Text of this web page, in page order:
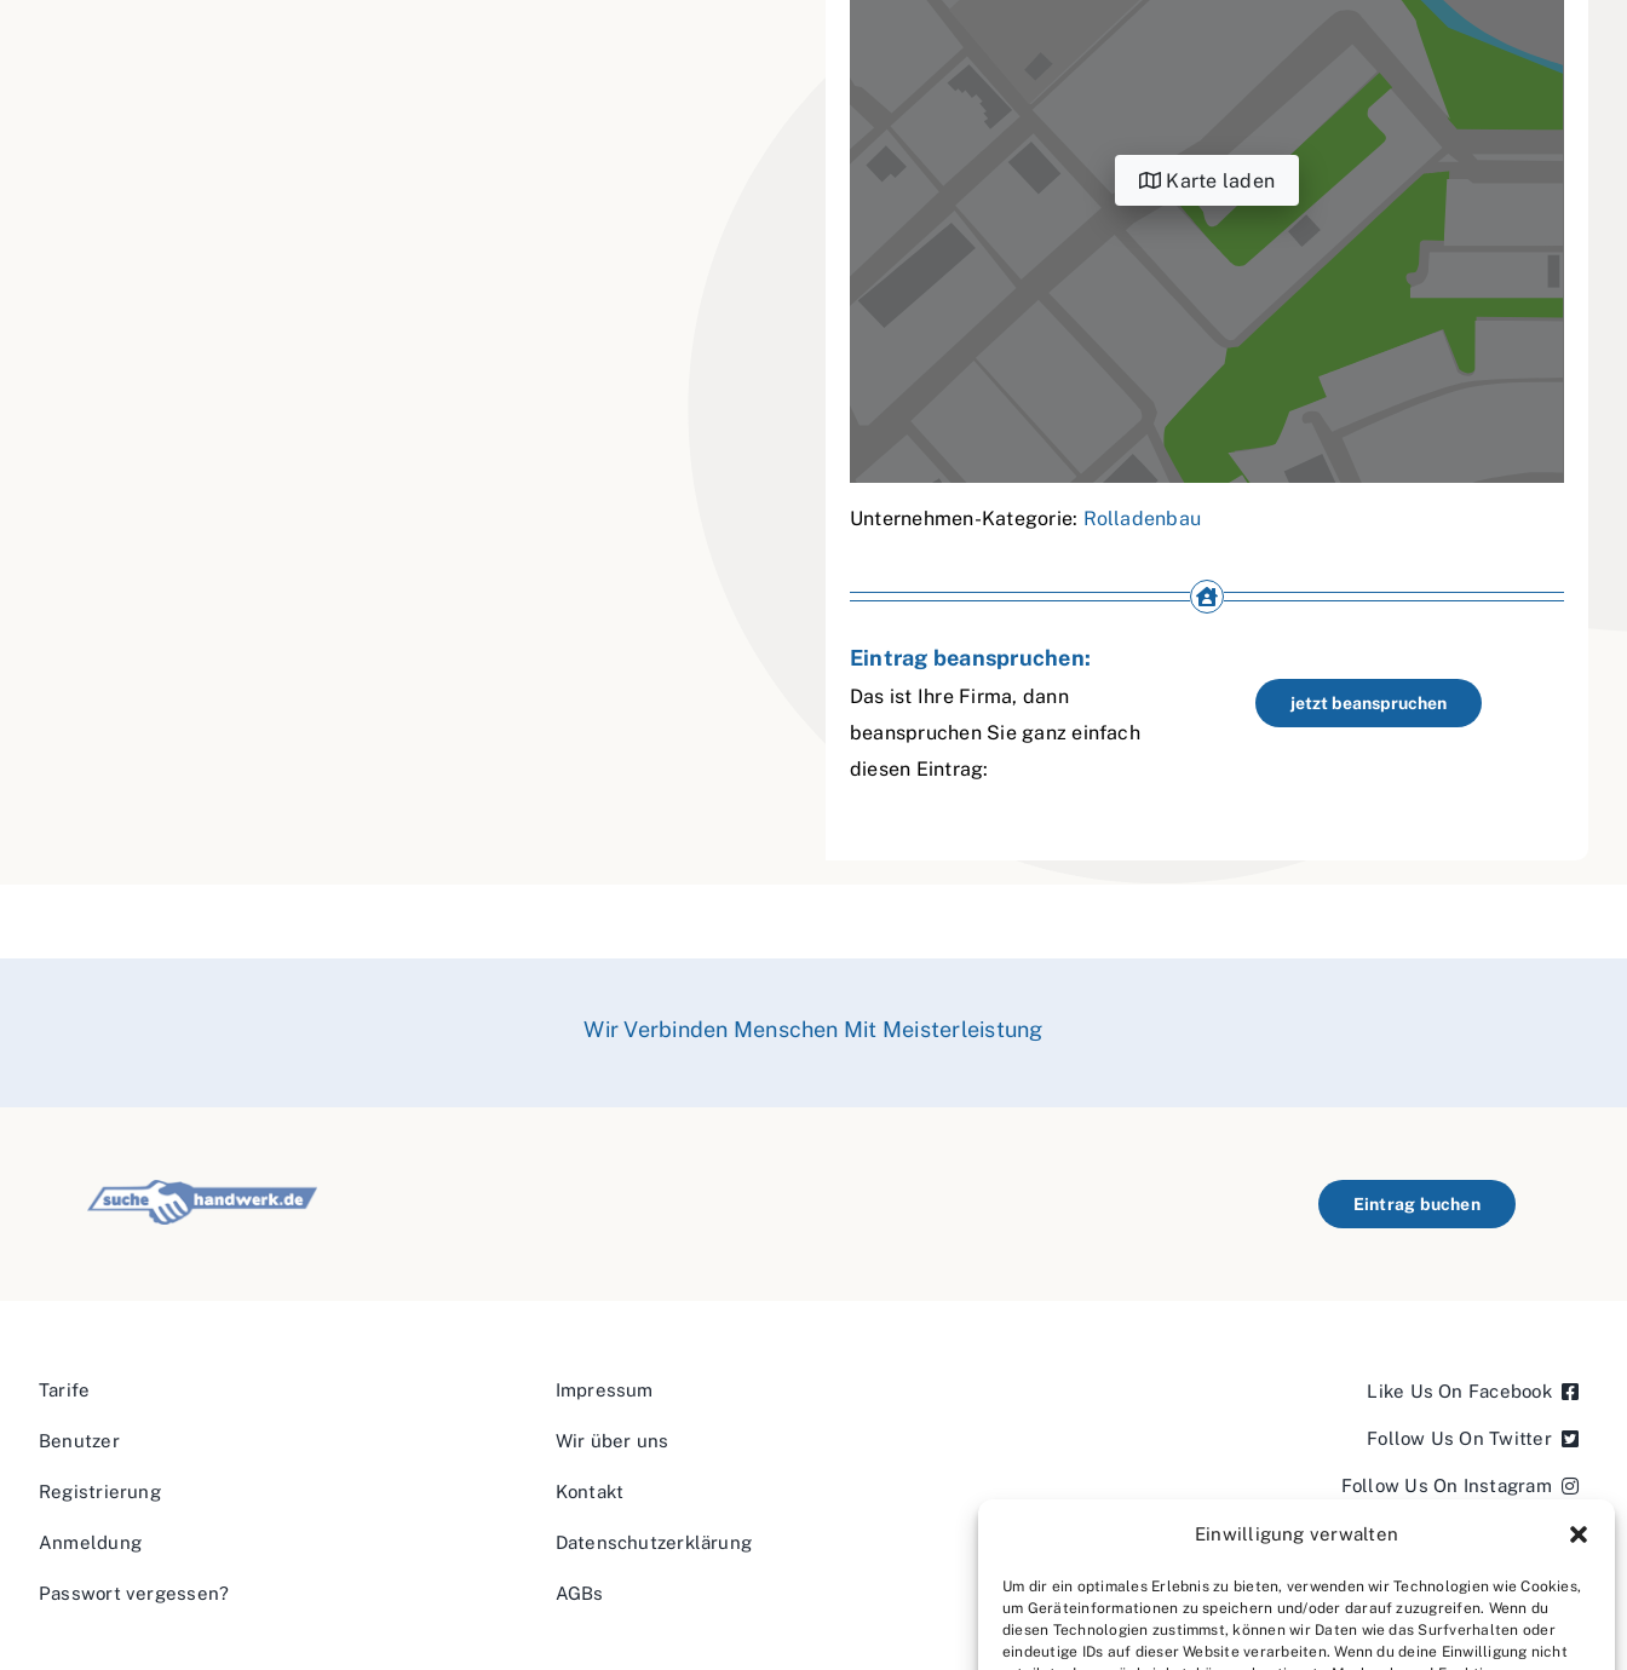
Einwilligung verwalten
Um dir ein optimales Erlebnis zu bieten, verwenden wir Technologien wie Cookies,
um Geräteinformationen zu speichern und/oder darauf zuzugreifen. Wenn du
diesen Technologien zustimmst, können wir Daten wie das Surfverhalten oder
eindeutige IDs auf dieser Website verarbeiten. Wenn du deine Einwilligung nicht
Karte laden
Unternehmen-Kategorie: Rolladenbau
Eintrag beanspruchen:
Das ist Ihre Firma, dann
beanspruchen Sie ganz einfach
diesen Eintrag:
jetzt beanspruchen
Wir Verbinden Menschen Mit Meisterleistung
Eintrag buchen
Tarife
Benutzer
Registrierung
Anmeldung
Passwort vergessen?
Impressum
Wir über uns
Kontakt
Datenschutzerklärung
AGBs
Like Us On Facebook
Follow Us On Twitter
Follow Us On Instagram
Follow Us On LinkedIn
Follow us on YouTube
Follow us on Pinterest